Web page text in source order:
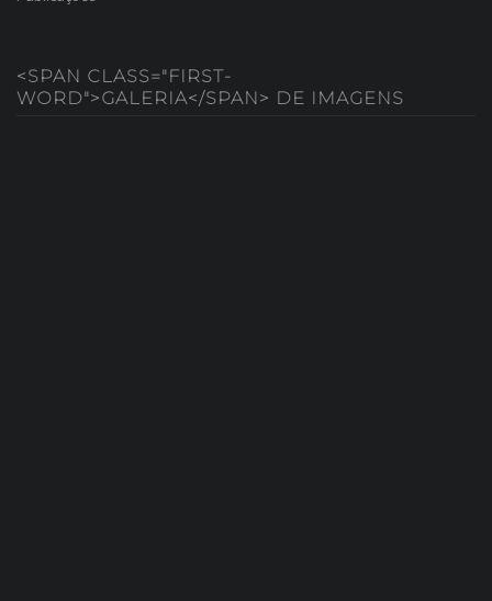
<SPAN CLASS="FIRST-
WORD">GALERIA</SPAN> DE IMAGENS